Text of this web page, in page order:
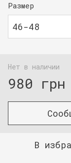
Размер
46-48
Нет в наличии
980 грн
В